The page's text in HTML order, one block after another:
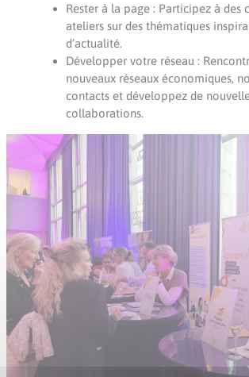
Rester à la page : Participez à des
ateliers sur des thématiques
d’actualité.
Développer votre réseau :
nouveaux réseaux économiques,
contacts et développez de
collaborations.